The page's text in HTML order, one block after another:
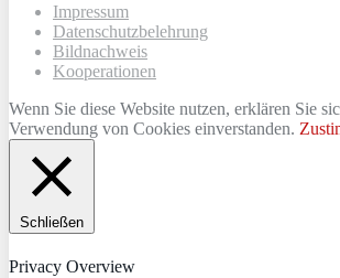
Impressum
Datenschutzbelehrung
Bildnachweis
Kooperationen
Wenn Sie diese Website nutzen, erklären Sie
Verwendung von Cookies einverstanden.
Schließen
Privacy Overview